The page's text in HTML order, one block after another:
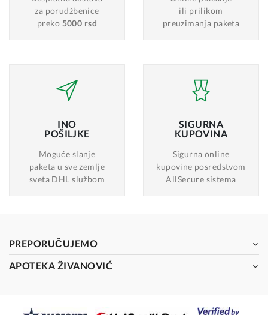
za porudžbenice
preko 5000 rsd
ili prilikom
preuzimanja paketa
INO
POŠILJKE
Moguće slanje
paketa u sve zemlje
sveta DHL službom
SIGURNA
KUPOVINA
Sigurna online
kupovine posredstvom
AllSecure sistema
PREPORUČUJEMO
APOTEKA ŽIVANOVIĆ